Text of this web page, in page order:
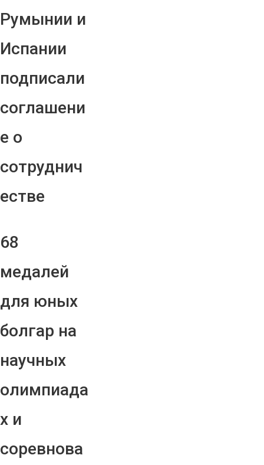
Румынии и
Испании
подписали
соглашени
е о
сотруднич
естве
68
медалей
для юных
болгар на
научных
олимпиада
х и
соревнова